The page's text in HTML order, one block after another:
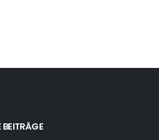
BEITRÄGE